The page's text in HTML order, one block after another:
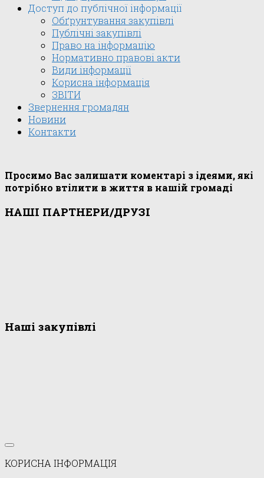
Доступ до публічної інформації
Обґрунтування закупівлі
Публічні закупівлі
Право на інформацію
Нормативно правові акти
Види інформації
Корисна інформація
ЗВІТИ
Звернення громадян
Новини
Контакти
Просимо Вас залишати коментарі з ідеями, які
потрібно втілити в життя в нашій громаді
НАШІ ПАРТНЕРИ/ДРУЗІ
Наші закупівлі
КОРИСНА ІНФОРМАЦІЯ